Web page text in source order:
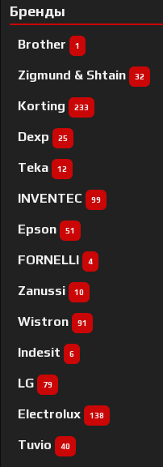
Бренды
Brother 1
Zigmund & Shtain 32
Korting 233
Dexp 25
Teka 12
INVENTEC 99
Epson 51
FORNELLI 4
Zanussi 10
Wistron 91
Indesit 6
LG 79
Electrolux 138
Tuvio 40